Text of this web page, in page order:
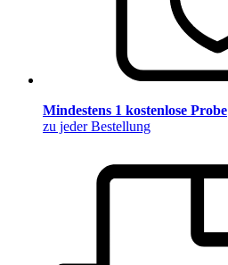
Mindestens 1 kostenlose Probe
zu jeder Bestellung